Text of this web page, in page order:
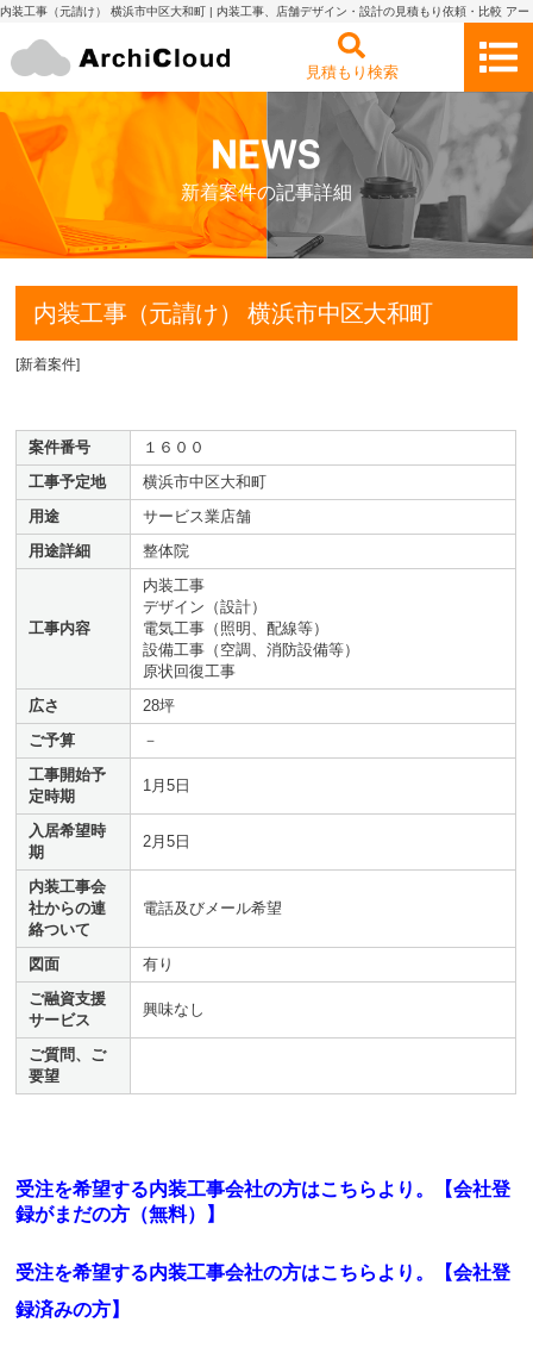
内装工事（元請け） 横浜市中区大和町 | 内装工事、店舗デザイン・設計の見積もり依頼・比較 アー
見積もり検索
新着案件の記事詳細
内装工事（元請け） 横浜市中区大和町
[新着案件]
案件番号
１６００
工事予定地
横浜市中区大和町
用途
サービス業店舗
用途詳細
整体院
工事内容
内装工事
デザイン（設計）
電気工事（照明、配線等）
設備工事（空調、消防設備等）
原状回復工事
広さ
28坪
ご予算
－
工事開始予
定時期
1月5日
入居希望時
期
2月5日
内装工事会
社からの連
絡ついて
電話及びメール希望
図面
有り
ご融資支援
サービス
興味なし
ご質問、ご
要望
受注を希望する内装工事会社の方はこちらより。【会社登
録がまだの方（無料）】
受注を希望する内装工事会社の方はこちらより。
【会社登
録済みの方】